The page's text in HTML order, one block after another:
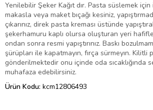
Yenilebilir Şeker Kağıt dır. Pasta süslemek
makasla veya maket bıçağı kesiniz,
çıkarınız, direk pasta kreması üstünde
şekerhamuru kaplı olursa oluşturan yeri
ondan sonra resmi yapıştırınız. Baskı
şürüpları ile kapatmayın, fırça sürmeyın. Kilitli
gönderilmektedir onu içinde oda sıcaklığında
muhafaza edebilirsiniz.
Ürün Kodu: kcm12806493